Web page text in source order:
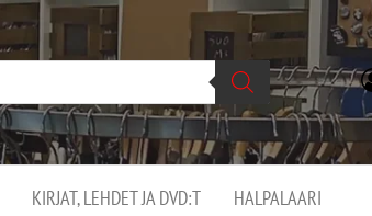
KIRJAT, LEHDET JA DVD:T HALPALAARI